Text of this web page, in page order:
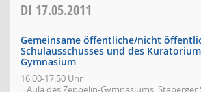
DI 17.05.2011
Gemeinsame öffentliche/nicht
Schulausschusses und des
Gymnasium
16:00-17:50 Uhr
Aula des Zeppelin-Gymnasiums, Staberger